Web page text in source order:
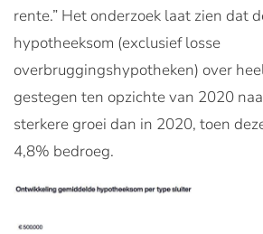
rente.” Het onderzoek laat zien dat
hypotheeksom (exclusief losse
overbruggingshypotheken) over
gestegen ten opzichte van 2020
sterkere groei dan in 2020, toen
4,8% bedroeg.